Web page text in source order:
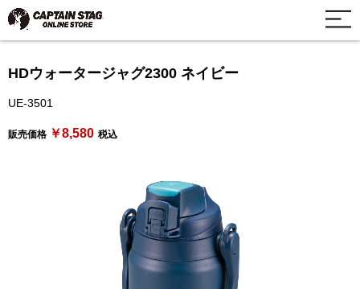
HDウォータージャグ2300 ネイビー
UE-3501
販売価格 ￥8,580 税込